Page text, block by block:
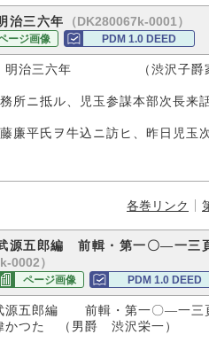
三六年
（DK280067k-0001）
ージ画像 PDM 1.0 DEED
治三六年 （渋沢子爵家
所ニ抵ル、児玉参謀本部次長来
廉平氏ヲ牛込ニ訪ヒ、昨日児玉
各巻リンク
源五郎編 前輯・第一〇―一
0002）
ページ画像 PDM 1.0 DEED
源五郎編 前輯・第一〇―一三
た （男爵 渋沢栄一）